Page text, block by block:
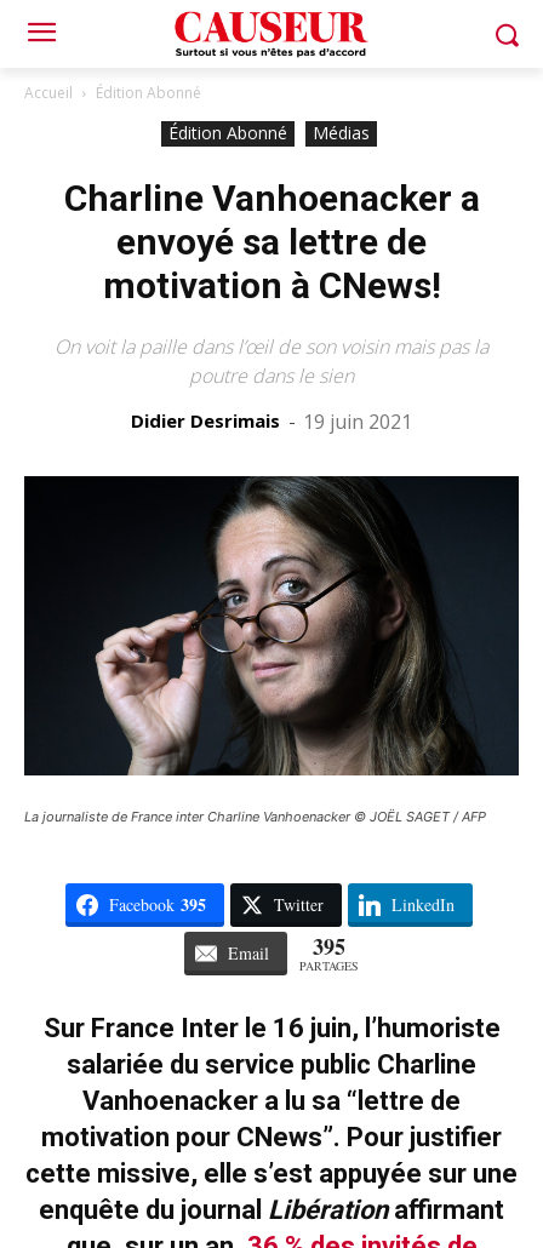
Accueil Édition Abonné
Édition Abonné Médias
Charline Vanhoenacker a
envoyé sa lettre de
motivation à CNews!
On voit la paille dans l’œil de son voisin mais pas la
poutre dans le sien
Didier Desrimais - 19 juin 2021
La journaliste de France inter Charline Vanhoenacker © JOËL SAGET / AFP
Facebook 395 Twitter LinkedIn
Email 395
PARTAGES
Sur France Inter le 16 juin, l’humoriste
salariée du service public Charline
Vanhoenacker a lu sa “lettre de
motivation pour CNews”. Pour justifier
cette missive, elle s’est appuyée sur une
enquête du journal Libérationaffirmant